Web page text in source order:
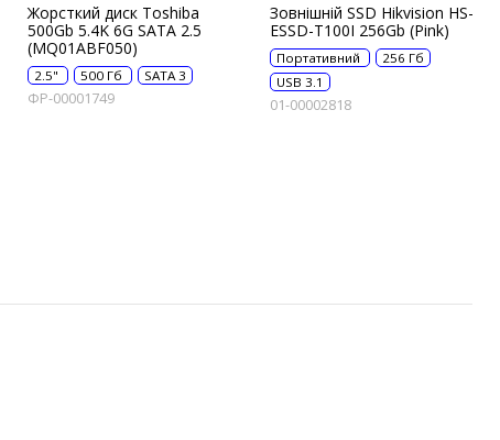
Жорсткий диск Toshiba
500Gb 5.4K 6G SATA 2.5
(MQ01ABF050)
2.5" 500 Гб SATA 3
ФР-00001749
Зовнішній SSD Hikvision HS-
ESSD-T100I 256Gb (Pink)
Портативний
256 Гб
USB 3.1
01-00002818